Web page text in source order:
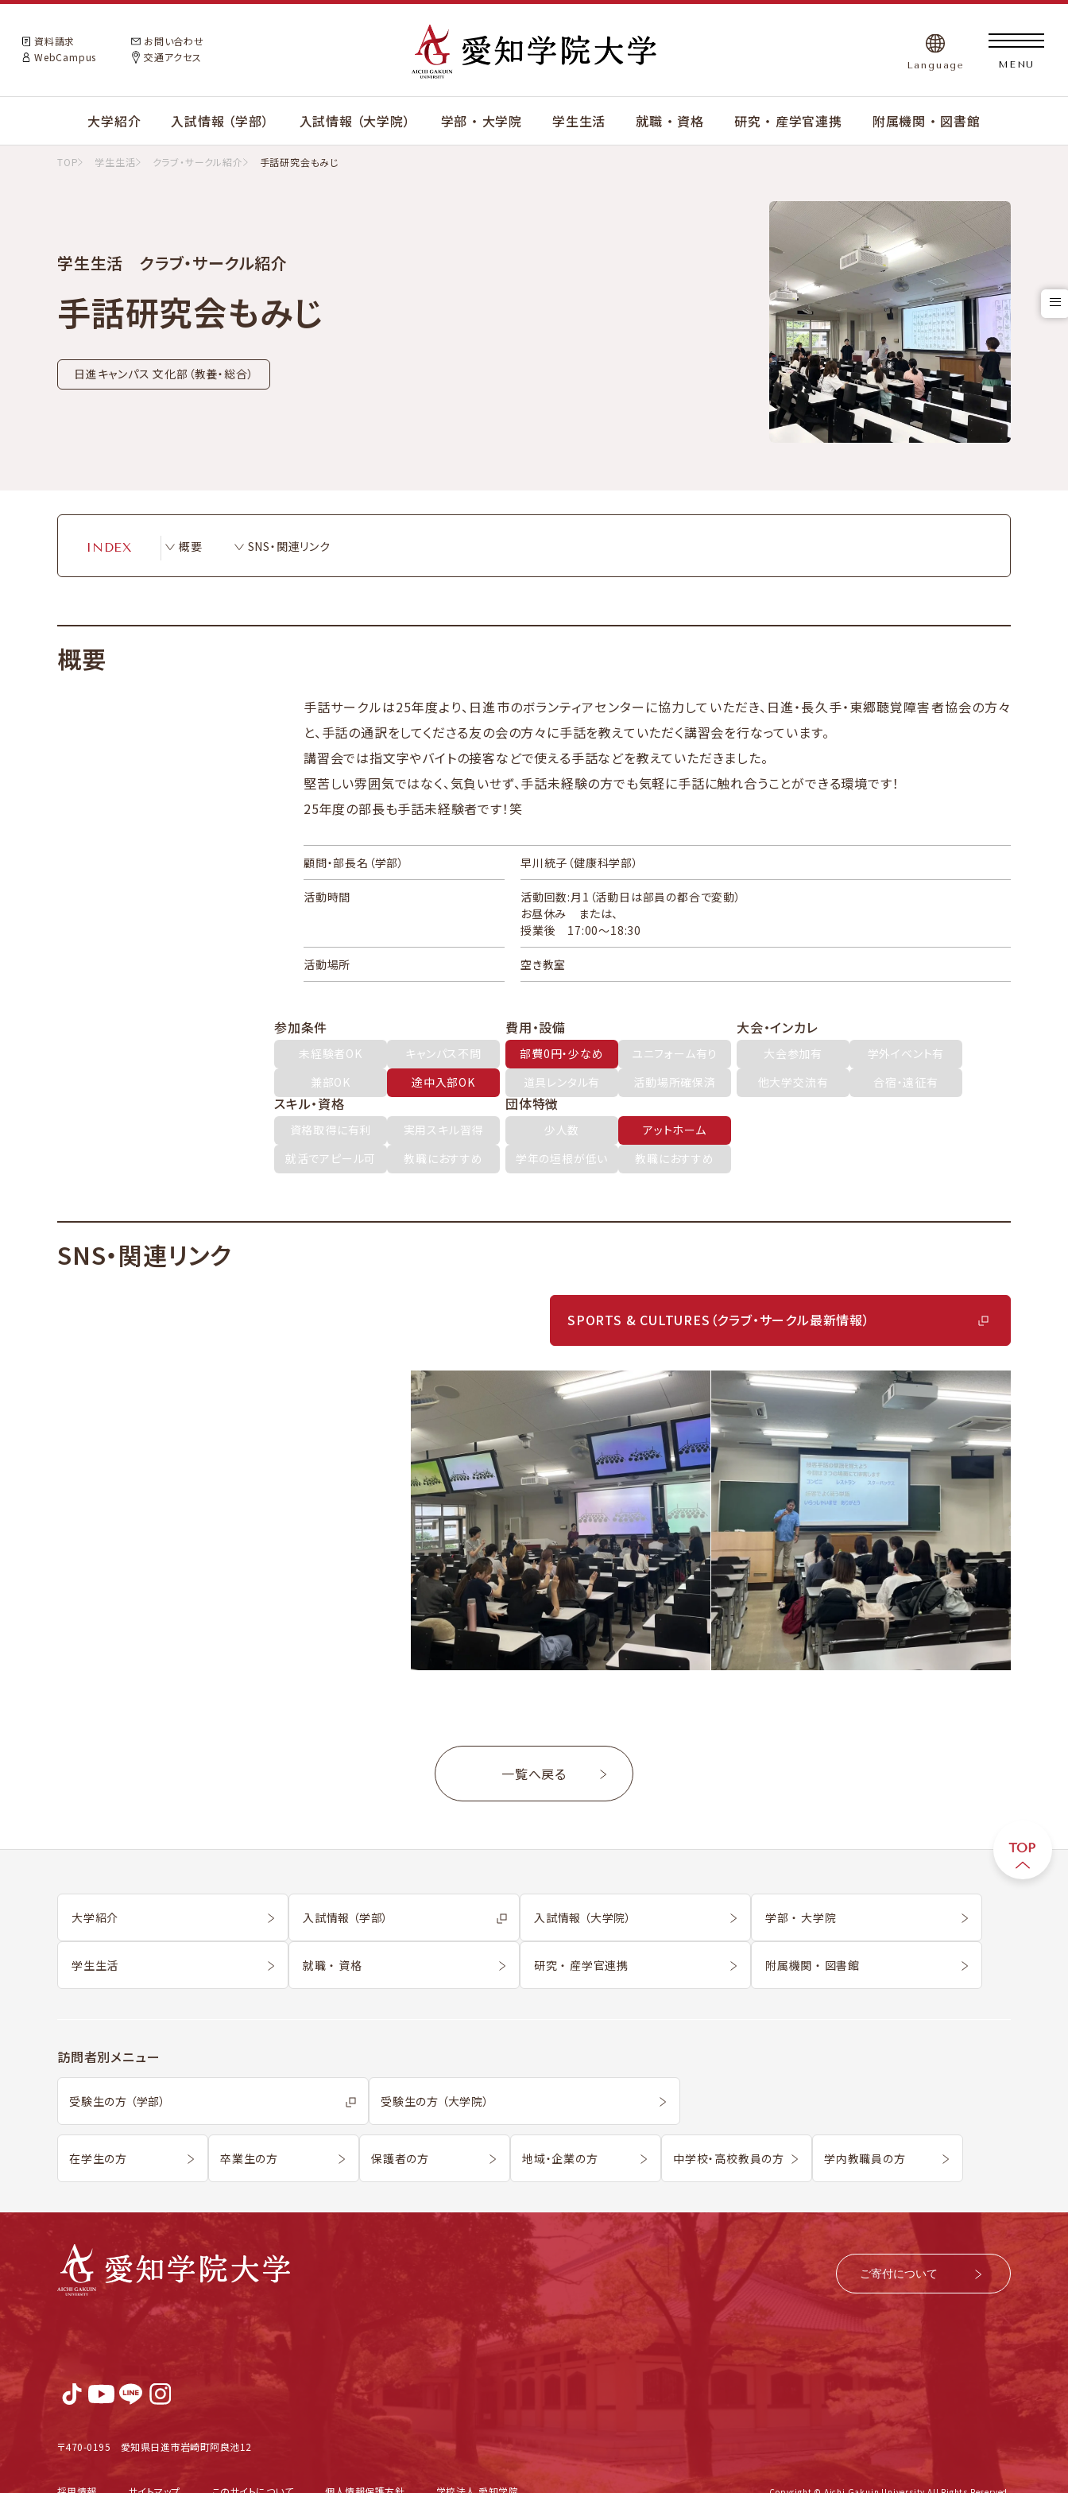
資料請求
お問い合わせ
WebCampus
交通アクセス
Language MENU
大学紹介 入試情報 （学部） 入試情報 （大学院） 学部 ・ 大学院 学生生活 就職 ・ 資格 研究 ・ 産学官連携 附属機関 ・ 図書館
学生生活 クラブ・サークル紹介
手話研究会もみじ
日進キャンパス 文化部（教養・総合）
INDEX 概要 SNS・関連リンク
概要
手話サークルは25年度より、日進市のボランティアセンターに協力していただき、日進・長久手・東郷聴覚障害者協会の方々
と、手話の通訳をしてくださる友の会の方々に手話を教えていただく講習会を行なっています。
講習会では指文字やバイトの接客などで使える手話などを教えていただきました。
堅苦しい雰囲気ではなく、気負いせず、手話未経験の方でも気軽に手話に触れ合うことができる環境です！
25年度の部長も手話未経験者です！笑
顧問・部長名 （学部） 早川統子（健康科学部）
活動時間
活動回数:月1（活動日は部員の都合で変動）
お昼休み または、
授業後 17:00〜18:30
活動場所 空き教室
参加条件
未経験者OK
キャンパス不問
兼部OK
途中入部OK
費用・設備
部費0円・少なめ
ユニフォーム有り
道具レンタル有
活動場所確保済
大会・インカレ
大会参加有
学外イベント有
他大学交流有
合宿・遠征有
スキル・資格
資格取得に有利
実用スキル習得
就活でアピール可
教職におすすめ
団体特徴
少人数
アットホーム
学年の垣根が低い
教職におすすめ
SNS・関連リンク
SPORTS & CULTURES （クラブ・サークル最新情報）
一覧へ戻る
TOP 学生生活 クラブ・サークル紹介 手話研究会もみじ
大学紹介 入試情報 （学部） 入試情報 （大学院） 学部 ・ 大学院
学生生活 就職 ・ 資格 研究 ・ 産学官連携 附属機関 ・ 図書館
訪問者別メニュー
受験生の方 （学部） 受験生の方 （大学院）
在学生の方 卒業生の方 保護者の方 地域・企業の方 中学校・ 高校教員の方 学内教職員の方
ご寄付について
〒470-0195 愛知県日進市岩崎町阿良池12